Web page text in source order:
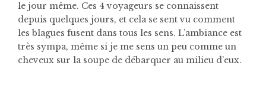
le jour même. Ces 4 voyageurs se connaissent
depuis quelques jours, et cela se sent vu comment
les blagues fusent dans tous les sens. L’ambiance est
très sympa, même si je me sens un peu comme un
cheveux sur la soupe de débarquer au milieu d’eux.